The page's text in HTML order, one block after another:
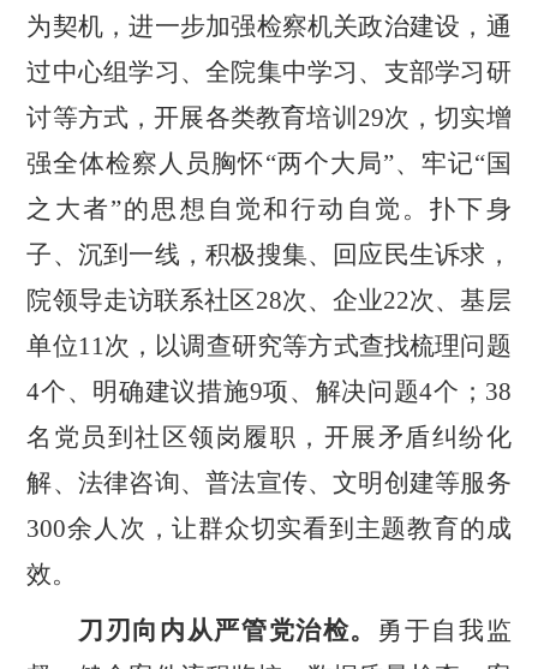
为契机，进一步加强检察机关政治建设，通
过中心组学习、全院集中学习、支部学习研
讨等方式，开展各类教育培训 29次，切实增
强全体检察人员胸怀“两个大局”、牢记“国
之大者”的思想自觉和行动自觉。扑下身
子、沉到一线，积极搜集、回应民生诉求，
院领导走访联系社区28次、企业22次、基层
单位11 次，以调查研究等方式查找梳理问题
4个、明确建议措施9项、解决问题4个； 38
名党员到社区领岗履职，开展矛盾纠纷化
解、法律咨询、普法宣传、文明创建等服务
300余人次，让群众切实看到主题教育的成
效。
刀刃向内从严管党治检。 勇于自我监